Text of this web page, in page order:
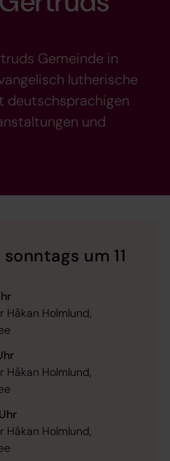
Gemeinde in
lutherische
deutschsprachigen
und
um 11
Holmlund,
Holmlund,
Holmlund,